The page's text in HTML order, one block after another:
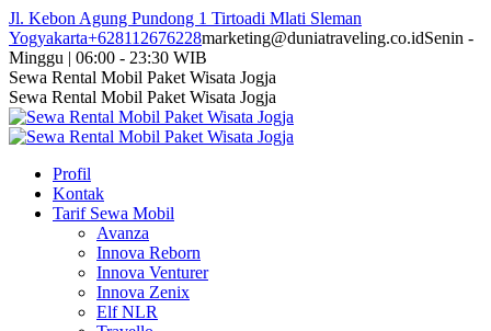
Skip
to
content
Jl. Kebon Agung Pundong 1 Tirtoadi Mlati Sleman
Yogyakarta+628112676228marketing@duniatraveling.co.idSenin -
Minggu | 06:00 - 23:30 WIB
Facebook
page
opens
in
window
Twitter
page
opens
in
window
Instagram
page
opens
in
window
YouTube
page
opens
in
window
Sewa Rental Mobil Paket Wisata Jogja
Sewa Rental Mobil Paket Wisata Jogja
Profil
Kontak
Tarif Sewa Mobil
Avanza
Innova Reborn
Innova Venturer
Innova Zenix
Elf NLR